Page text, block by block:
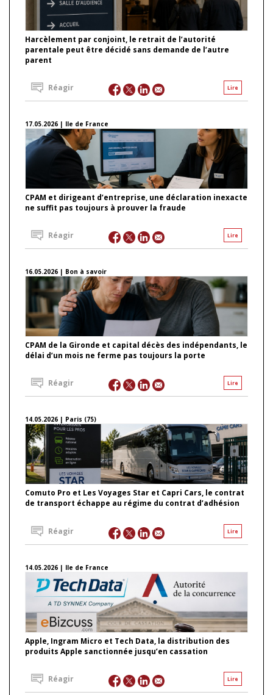
Harcèlement par conjoint, le retrait de l’autorité
parentale peut être décidé sans demande de l’autre
parent
Lire
Réagir
17.05.2026 | Ile de France
CPAM et dirigeant d’entreprise, une déclaration inexacte
ne suffit pas toujours à prouver la fraude
Lire
Réagir
16.05.2026 | Bon à savoir
CPAM de la Gironde et capital décès des indépendants, le
délai d’un mois ne ferme pas toujours la porte
Lire
Réagir
14.05.2026 | Paris (75)
Comuto Pro et Les Voyages Star et Capri Cars, le contrat
de transport échappe au régime du contrat d’adhésion
Lire
Réagir
14.05.2026 | Ile de France
Apple, Ingram Micro et Tech Data, la distribution des
produits Apple sanctionnée jusqu’en cassation
Lire
Réagir